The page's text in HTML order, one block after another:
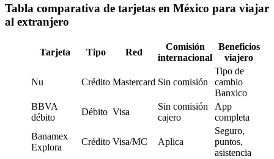
Tabla comparativa de tarjetas en México para viajar
al extranjero
Tarjeta Tipo Red
Comisión
internacional
Beneficios
viajero
Nu Crédito Mastercard Sin comisión
Tipo de
cambio
Banxico
BBVA
débito
Débito Visa
Sin comisión
cajero
App
completa
Banamex
Explora
Crédito Visa/MC Aplica
Seguro,
puntos,
asistencia